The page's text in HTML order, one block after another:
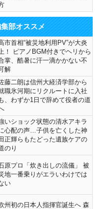
部オススメ
市首相“被災地利用PV”が大炎
！ ピアノBGM付きでヘリから
掌、酷暑に汗一滴かかない不
解
藤二朗は信州大経済学部から
職氷河期にリクルートに入社
、わずか1日で辞めて役者の道
いショック状態の清水アキラ
心配の声…子供を亡くした神
正輝らもたどった遺族ケアの
のり
原プロ「炊き出しの流儀」 被
地一番乗りがエラいわけでは
い
州初の日本人指揮官誕生へ 森